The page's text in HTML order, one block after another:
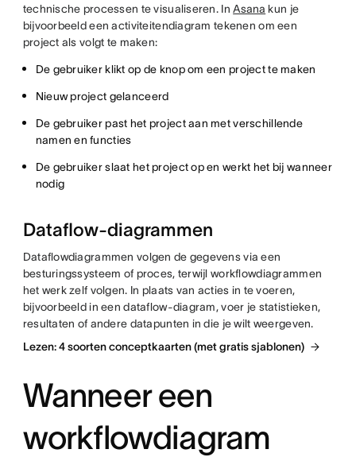
technische processen te visualiseren. InAsana kun je
bijvoorbeeld een activiteitendiagram tekenen om een
project als volgt te maken:
De gebruiker klikt op de knop om een project te maken
Nieuw project gelanceerd
De gebruiker past het project aan met verschillende
namen en functies
De gebruiker slaat het project op en werkt het bij wanneer
nodig
Dataflow-diagrammen
Dataflowdiagrammen volgen de gegevens via een
besturingssysteem of proces, terwijl workflowdiagrammen
het werk zelf volgen. In plaats van acties in te voeren,
bijvoorbeeld in een dataflow-diagram, voer je statistieken,
resultaten of andere datapunten in die je wilt weergeven.
Lezen: 4 soorten conceptkaarten (met gratis sjablonen)
Wanneer een
workflowdiagram